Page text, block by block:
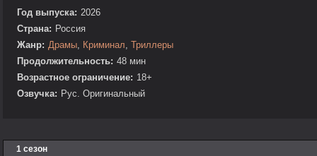
Год выпуска: 2026
Страна: Россия
Жанр: Драмы Криминал Триллеры
Продолжительность: 48 мин
Возрастное ограничение: 18+
Озвучка: Рус. Оригинальный
1 сезон